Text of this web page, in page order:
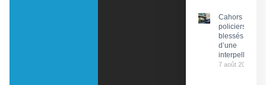
Cahors : Des
policiers
blessés lors
d’une
interpellation
7 août 2026